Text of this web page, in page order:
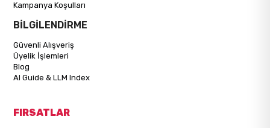
Kampanya Koşulları
BİLGİLENDİRME
Güvenli Alışveriş
Üyelik İşlemleri
Blog
AI Guide & LLM Index
FIRSATLAR